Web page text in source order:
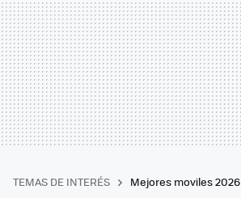
TEMAS DE INTERÉS Mejores moviles 2026